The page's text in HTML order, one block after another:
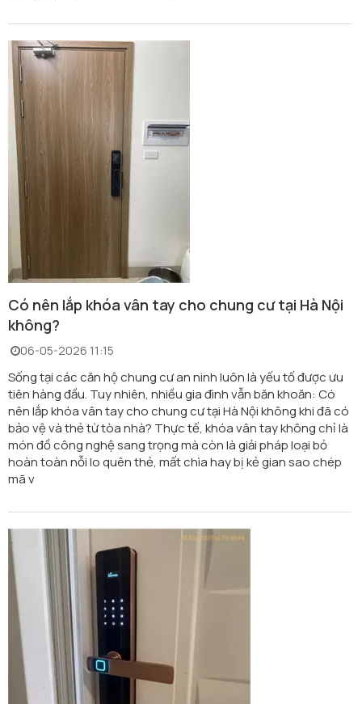
Có nên lắp khóa vân tay cho chung cư tại Hà Nội
không?
06-05-2026 11:15
Sống tại các căn hộ chung cư an ninh luôn là yếu tố được ưu
tiên hàng đầu. Tuy nhiên, nhiều gia đình vẫn băn khoăn: Có
nên lắp khóa vân tay cho chung cư tại Hà Nội không khi đã có
bảo vệ và thẻ từ tòa nhà? Thực tế, khóa vân tay không chỉ là
món đồ công nghệ sang trọng mà còn là giải pháp loại bỏ
hoàn toàn nỗi lo quên thẻ, mất chìa hay bị kẻ gian sao chép
mã v